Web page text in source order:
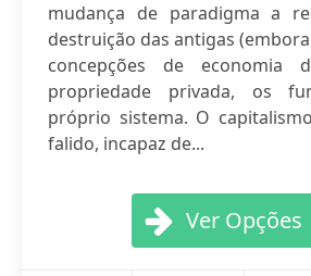
mudança de paradigma a
destruição das antigas
concepções de economia
propriedade privada, os
próprio sistema. O
falido, incapaz de...
Ver Opções